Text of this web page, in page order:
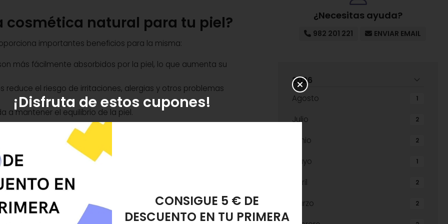
cosmética natural para tu piel?
importantes beneficios para la misma:
más fácilmente absorbidos por la piel, lo que aumenta su
reduce el riesgo de irritaciones, alergias y otros problemas
a mantener el equilibrio de la piel.
a la piel vitaminas, minerales y antioxidantes esenciales para su
nosotros, sino también del planeta, por las siguientes razones:
respetuosos con el medio ambiente.
se descomponen sin contaminar el medio ambiente.
¿Necesitas ayuda?
982 201 221 ENVIAR EMAIL
2026
Agosto 1
Julio 2
Junio 2
Mayo 1
Abril 2
Marzo 2
¡Disfruta de estos cupones!
REGALO ESPONJA